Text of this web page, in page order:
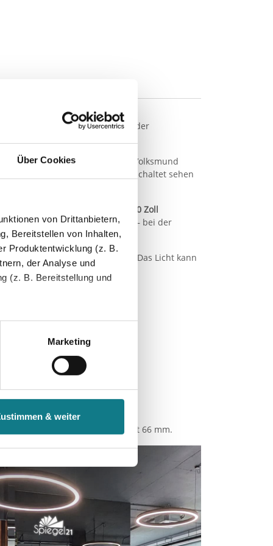
Über Cookies
von Drittanbietern,
Bereitstellen von Inhalten,
Produktentwicklung (z. B.
der Analyse und
(z. B. Bereitstellung und
können Sie mehr über
vornehmen.
Daten zu den
Marketing
& weiter
oder auf der Messe – der
Chromschicht überzogen – im Volksmund
ist; ausgeschaltet sehen
20, 22, 32 oder 40 Zoll
unten, mittig, rechts oder links – bei der
Stromanschluss verbunden. Das Licht kann
.